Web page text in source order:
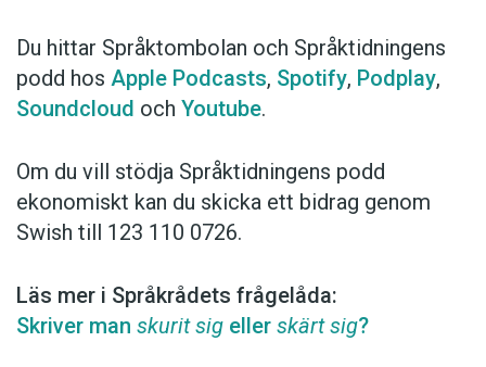
Du hittar Språktombolan och Språktidningens
podd hos Apple Podcasts, Spotify, Podplay,
Soundcloud och Youtube.
Om du vill stödja Språktidningens podd
ekonomiskt kan du skicka ett bidrag genom
Swish till 123 110 0726.
Läs mer i Språkrådets frågelåda:
Skriver man skurit sig eller skärt sig?